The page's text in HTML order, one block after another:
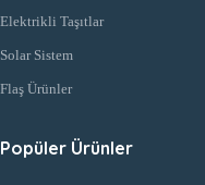
Elektrikli Taşıtlar
Solar Sistem
Flaş Ürünler
Popüler Ürünler